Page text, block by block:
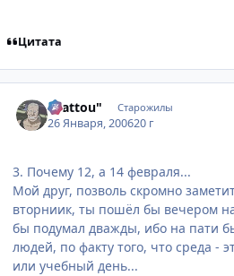
Цитата
"Battou" Старожилы
26 Января, 200620 г
3. Почему 12, а 14 февраля...
Мой друг, позволь скромно
вторниик, ты пошёл бы вечером
бы подумал дважды, ибо на пати
людей, по факту того, что среда -
или учебный день...